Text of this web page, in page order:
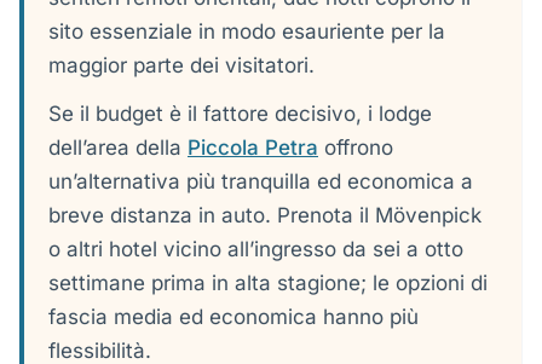
sito essenziale in modo esauriente per la
maggior parte dei visitatori.
Se il budget è il fattore decisivo, i lodge
dell’area della Piccola Petra offrono
un’alternativa più tranquilla ed economica a
breve distanza in auto. Prenota il Mövenpick
o altri hotel vicino all’ingresso da sei a otto
settimane prima in alta stagione; le opzioni di
fascia media ed economica hanno più
flessibilità.